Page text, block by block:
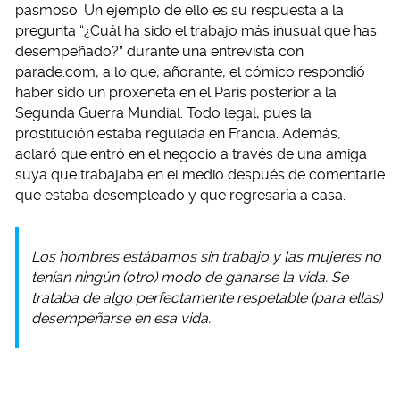
pasmoso. Un ejemplo de ello es su respuesta a la
pregunta “¿Cuál ha sido el trabajo más inusual que has
desempeñado?” durante una entrevista con
parade.com, a lo que, añorante, el cómico respondió
haber sido un proxeneta en el París posterior a la
Segunda Guerra Mundial. Todo legal, pues la
prostitución estaba regulada en Francia. Además,
aclaró que entró en el negocio a través de una amiga
suya que trabajaba en el medio después de comentarle
que estaba desempleado y que regresaría a casa.
Los hombres estábamos sin trabajo y las mujeres no
tenían ningún (otro) modo de ganarse la vida. Se
trataba de algo perfectamente respetable (para ellas)
desempeñarse en esa vida.